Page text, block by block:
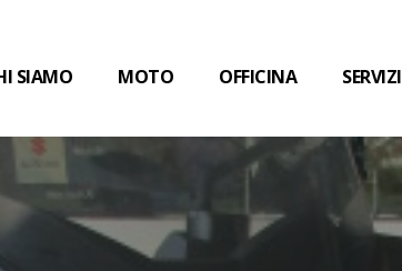
SIAMO MOTO OFFICINA SERVIZI